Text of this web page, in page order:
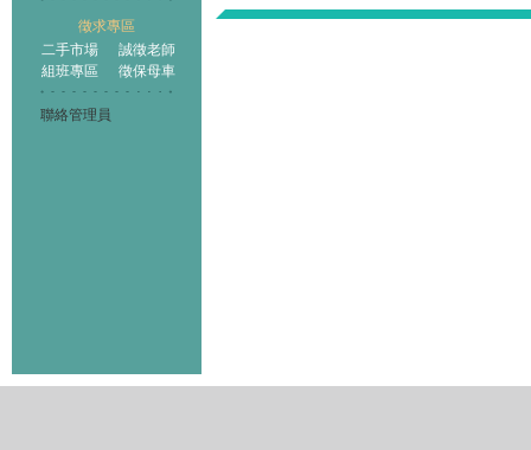
徵求專區
二手市場
誠徵老師
組班專區
徵保母車
聯絡管理員